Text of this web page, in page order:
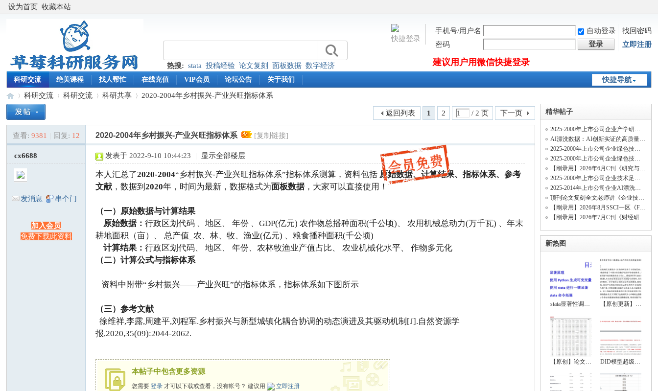
设为首页 收藏本站
热搜: stata 投稿经验 论文复刻 面板数据 数字经济
手机号/用户名 自动登录
找回密码
密码
登录 立即注册
建议用户用微信快捷登录
快捷登录
快捷导航
科研交流 绝美课程 找人帮忙 在线充值 VIP会员 论坛公告 关于我们
草»
科研交流
›
科研交流 科研共享
›
2020-2004年乡村振兴-产业兴旺指标体系
1 2 / 2 页 下一页
返回列表
查看: 9381 | 回复: 12 2020-2004年乡村振兴-产业兴旺指标体系 [复制链接]
cx6688
发消息 串个门
加入会员
免费下载此资料
发表于 2022-9-10 10:44:23 | 显示全部楼层
本人汇总了2020-2004“乡村振兴-产业兴旺指标体系”指标体系测算，资料包括 原始数据、计算结果、指标体系、参考
文献 ，数据到2020年，时间为最新，数据格式为面板数据，大家可以直接使用！
（一）原始数据与计算结果
原始数据：行政区划代码 、地区、 年份 、GDP(亿元) 农作物总播种面积(千公顷)、 农用机械总动力(万千瓦) 、年末
耕地面积（亩）、 总产值_农、林、牧、渔业(亿元) 、粮食播种面积(千公顷)
计算结果：行政区划代码、 地区、 年份、农林牧渔业产值占比、 农业机械化水平、 作物多元化
（二）计算公式与指标体系
资料中附带“乡村振兴——产业兴旺”的指标体系，指标体系如下图所示
（三）参考文献
徐维祥,李露,周建平,刘程军.乡村振兴与新型城镇化耦合协调的动态演进及其驱动机制[J].自然资源学
报,2020,35(09):2044-2062.
本帖子中包含更多资源
您需要登录 才可以下载或查看，没有帐号？ 建议用 立即注册
x
精华帖子
2025-2000年上市公司企业产学研绿色合作创新网络数据
AI漂洗数据：AI创新实证的高质量纯净新变量
2025-2000年上市公司企业绿色技术足迹相似度数据（行业绿色技术足迹相似度、历史绿色
2025-2000年上市公司企业绿色技术多元化数据、绿色知识多元化数据
【刚录用】2026年6月C刊《研究与发展管理》投稿经验及录用流程
2025-2000年上市公司企业技术足迹相似度数据（行业技术足迹相似度、历史技术足迹相似
2025-2014年上市公司企业AI漂洗测算数据、招聘AI漂洗数据
顶刊论文复刻全文老师讲《企业技术网络结构与关键核心技术创新速度》（两阶段系统矩估
【刚录用】2026年8月SSCI一区《Finance Research Letters》投稿经验及录用流程
【刚录用】2026年7月C刊《财经研究》投稿经验及录用流程
新热图
stata显著性调节、显著性符号调节、回归显 【原创更新】2024-2000年地级市数字经济综
【原创】论文实证全流程超详细资料（数据处 DID模型超级大全（双重差分法、政策评估）